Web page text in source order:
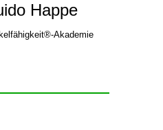
Happe
Akademie